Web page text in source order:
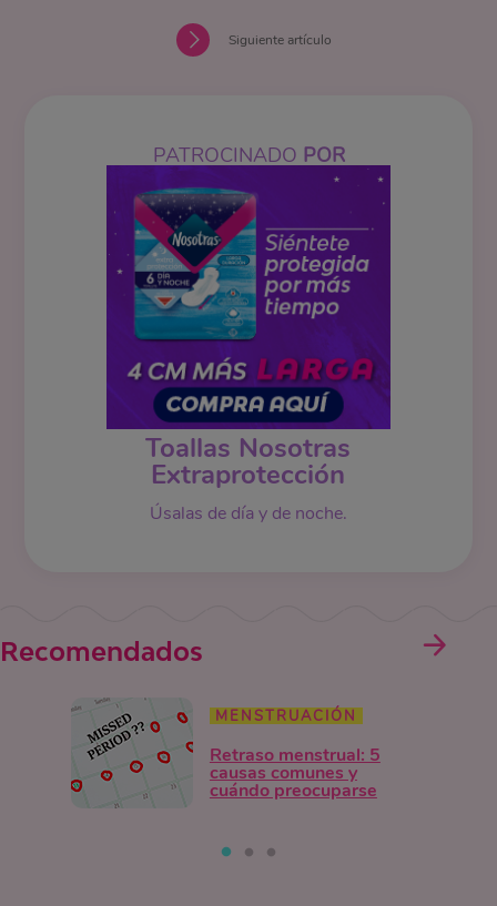
Siguiente artículo
PATROCINADO POR
Toallas Nosotras
Extraprotección
Úsalas de día y de noche.
Recomendados
MENSTRUACIÓN
Retraso menstrual: 5
causas comunes y
cuándo preocuparse